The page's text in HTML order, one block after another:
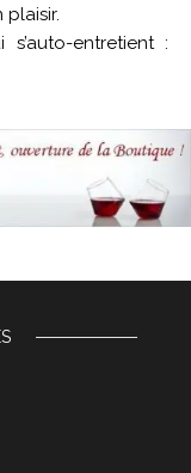
entretient :